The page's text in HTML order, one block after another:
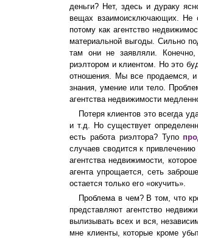
деньги? Нет, здесь и дураку
вещах взаимоисключающих. Не
потому как агентство
материальной выгоды. Сильно
там они не заявляли.
риэлтором и клиентом. Но это
отношения. Мы все продаемся, и
знания, умение или тело.
агентства недвижимости
Потеря клиентов это всегда
и т.д. Но существует
есть работа риэлтора? Тупо
случаев сводится к
агентства недвижимости,
агента упрощается, сеть
остается только его «окучить».
Проблема в чем? В том, что
представляют агентство
вылизывать всех и вся,
мне клиенты, которые кроме